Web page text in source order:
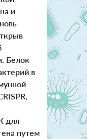
и
Белок
в
для
путем